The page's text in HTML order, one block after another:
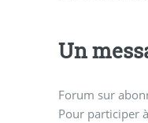
Un
Forum sur
Pour participer